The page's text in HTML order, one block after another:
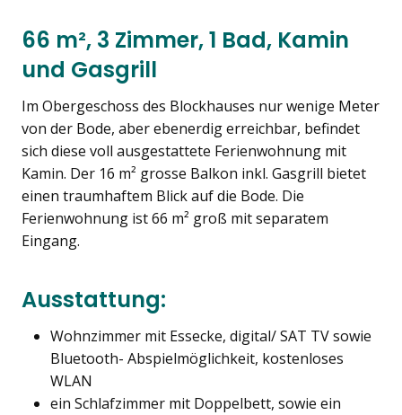
66 m², 3 Zimmer,1 Bad, Kamin
und Gasgrill
Im Obergeschoss des Blockhauses nur wenige Meter
von der Bode, aber ebenerdig erreichbar, befindet
sich diese voll ausgestattete Ferienwohnung mit
Kamin. Der 16 m² grosse Balkon inkl. Gasgrill bietet
einen traumhaftem Blick auf die Bode. Die
Ferienwohnung ist 66 m² groß mit separatem
Eingang.
Ausstattung:
Wohnzimmer mit Essecke, digital/ SAT TV sowie
Bluetooth- Abspielmöglichkeit, kostenloses
WLAN
ein Schlafzimmer mit Doppelbett, sowie ein